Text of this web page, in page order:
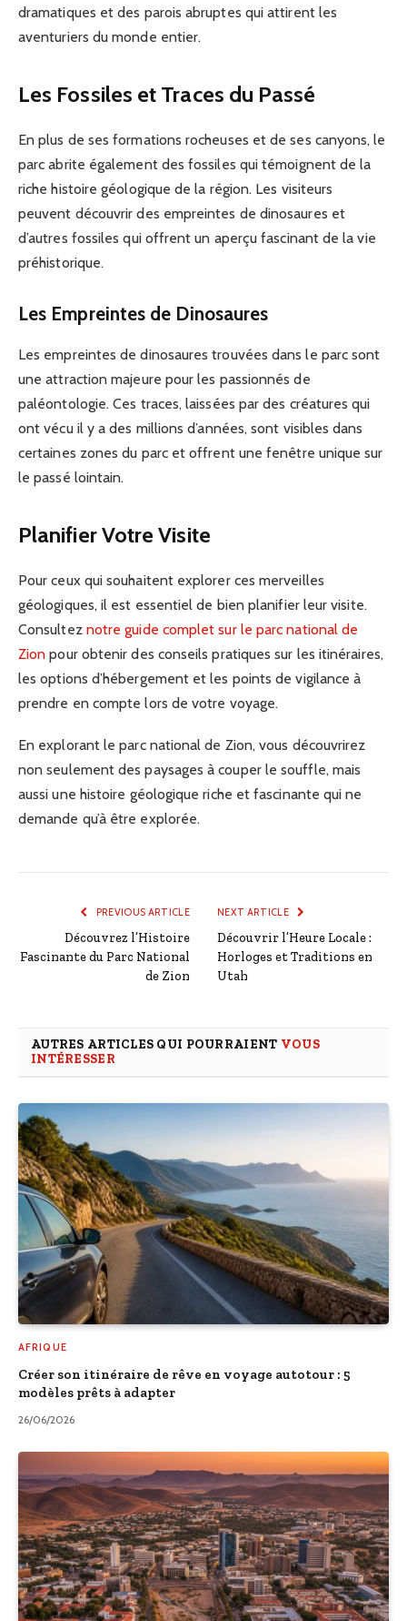
dramatiques et des parois abruptes qui attirent les
aventuriers du monde entier.
Les Fossiles et Traces du Passé
En plus de ses formations rocheuses et de ses canyons, le
parc abrite également des fossiles qui témoignent de la
riche histoire géologique de la région. Les visiteurs
peuvent découvrir des empreintes de dinosaures et
d’autres fossiles qui offrent un aperçu fascinant de la vie
préhistorique.
Les Empreintes de Dinosaures
Les empreintes de dinosaures trouvées dans le parc sont
une attraction majeure pour les passionnés de
paléontologie. Ces traces, laissées par des créatures qui
ont vécu il y a des millions d’années, sont visibles dans
certaines zones du parc et offrent une fenêtre unique sur
le passé lointain.
Planifier Votre Visite
Pour ceux qui souhaitent explorer ces merveilles
géologiques, il est essentiel de bien planifier leur visite.
Consultez notre guide complet sur le parc national de
Zion pour obtenir des conseils pratiques sur les itinéraires,
les options d’hébergement et les points de vigilance à
prendre en compte lors de votre voyage.
En explorant le parc national de Zion, vous découvrirez
non seulement des paysages à couper le souffle, mais
aussi une histoire géologique riche et fascinante qui ne
demande qu’à être explorée.
PREVIOUS ARTICLE
Découvrez l’Histoire
Fascinante du Parc National
de Zion
NEXT ARTICLE
Découvrir l’Heure Locale :
Horloges et Traditions en
Utah
AUTRES ARTICLES QUI POURRAIENT VOUS
INTÉRESSER
AFRIQUE
Créer son itinéraire de rêve en voyage autotour : 5
modèles prêts à adapter
26/06/2026